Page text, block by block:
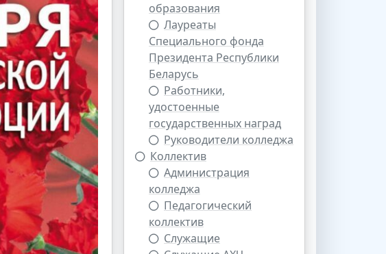
образования
Лауреаты
Специального фонда
Президента Республики
Беларусь
Работники,
удостоенные
государственных наград
Руководители колледжа
Коллектив
Администрация
колледжа
Педагогический
коллектив
Cлужащие